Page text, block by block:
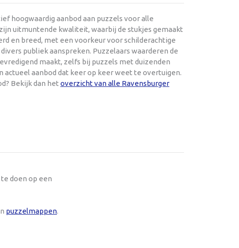
hoogwaardig aanbod aan puzzels voor alle
uitmuntende kwaliteit, waarbij de stukjes gemaakt
en breed, met een voorkeur voor schilderachtige
publiek aanspreken. Puzzelaars waarderen de
maakt, zelfs bij puzzels met duizenden
actueel aanbod dat keer op keer weet te overtuigen.
Bekijk dan het overzicht van alle Ravensburger
doen op een
puzzelmappen.